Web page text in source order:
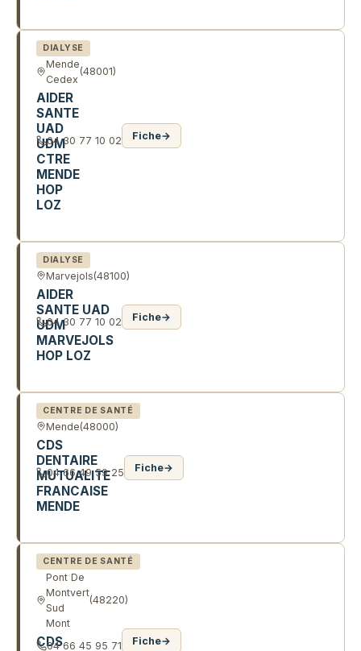
DIALYSE
Mende
Cedex
(48001)
AIDER
SANTE
UAD
UDM
CTRE
MENDE
HOP
LOZ
04 30 77 10 02 Fiche→
DIALYSE
Marvejols(48100)
AIDER
SANTE UAD
UDM
MARVEJOLS
HOP LOZ
04 30 77 10 02 Fiche→
CENTRE DE SANTÉ
Mende(48000)
CDS
DENTAIRE
MUTUALITE
FRANCAISE
MENDE
04 66 49 59 25 Fiche→
CENTRE DE SANTÉ
Pont De
Montvert
Sud
Mont
(48220)
CDS
04 66 45 95 71 Fiche→